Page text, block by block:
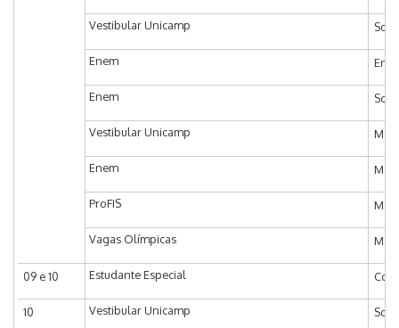
Vestibular Unicamp
Enem
Enem
Vestibular Unicamp
Enem
ProFIS
Vagas Olímpicas
09 e 10 Estudante Especial
10 Vestibular Unicamp